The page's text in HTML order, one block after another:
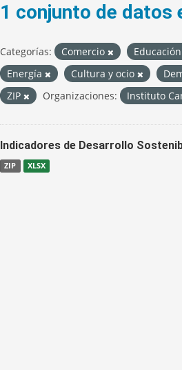
1 conjunto de datos
Categorías: Comercio Educación
Energía
Cultura y ocio
ZIP
Organizaciones: Instituto
Indicadores de Desarrollo
ZIP XLSX